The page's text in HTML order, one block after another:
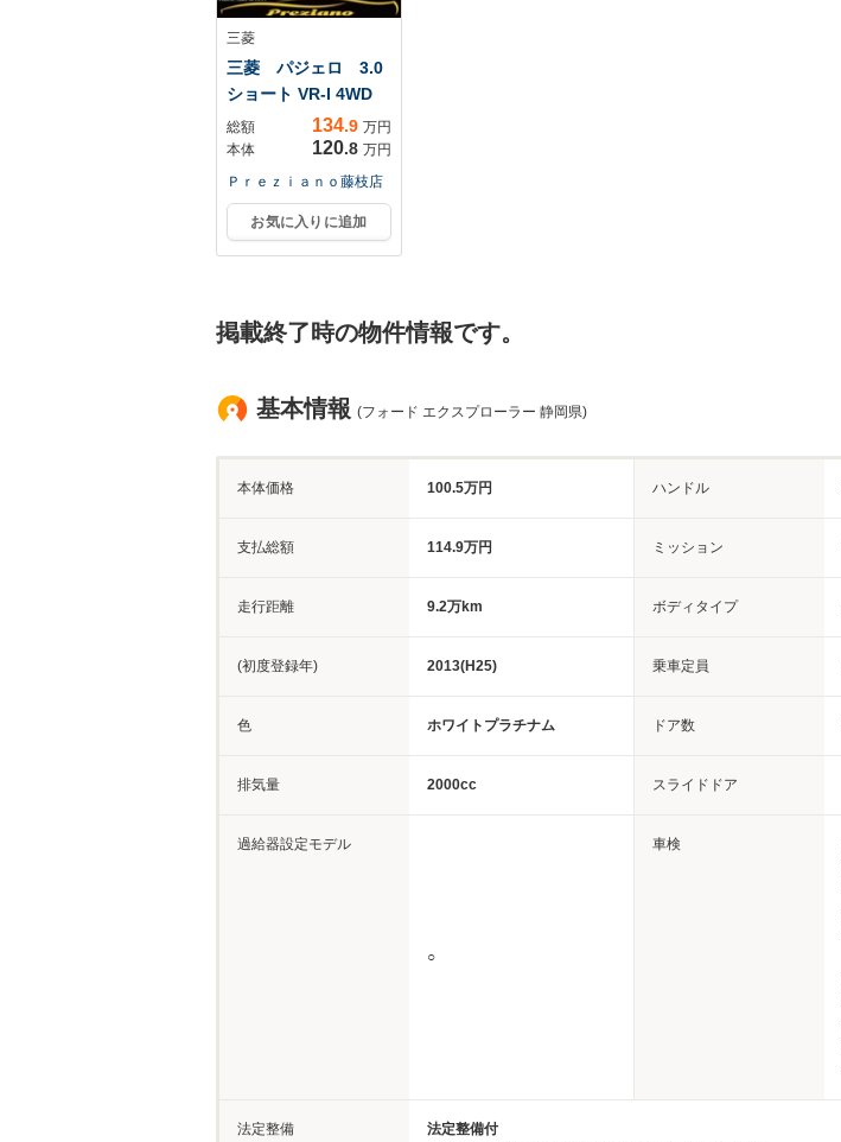
三菱
三菱 パジェロ 3.0
ショート VR-I 4WD
総額 134.9 万円
本体
120.8 万円
Ｐｒｅｚｉａｎｏ藤枝店
お気に入りに追加
掲載終了時の物件情報です。
基本情報 (フォード エクスプローラー 静岡県)
本体価格 100.5万円 ハンドル
支払総額 114.9万円 ミッション
走行距離 9.2万km ボディタイプ
(初度登録年) 2013(H25) 乗車定員
色 ホワイトプラチナム ドア数
排気量 2000cc スライドドア
過給器設定モデル
○
車検
法定整備
法定整備付